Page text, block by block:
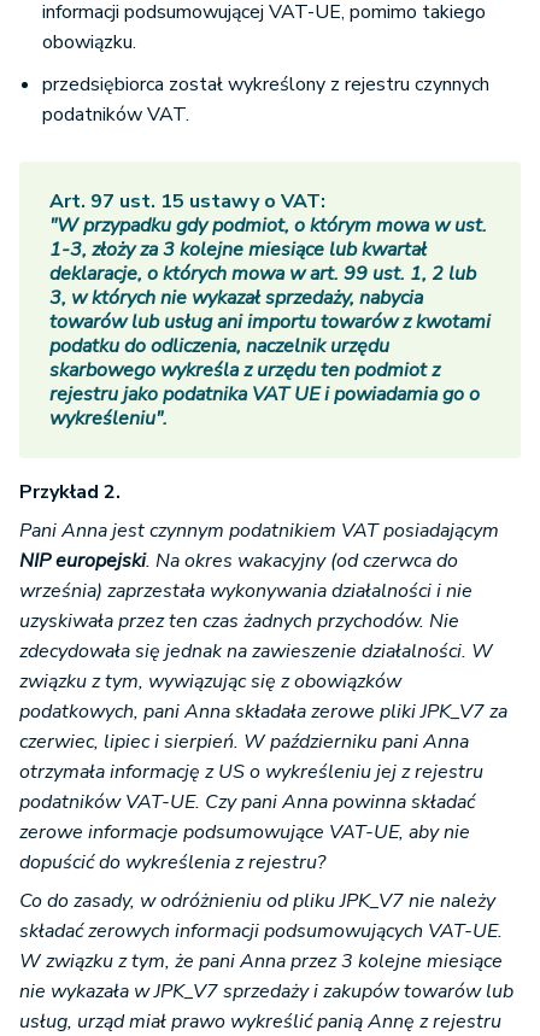
informacji podsumowującej VAT-UE, pomimo takiego
obowiązku.
przedsiębiorca został wykreślony z rejestru czynnych
podatników VAT.
Art. 97 ust. 15 ustawy o VAT:
"W przypadku gdy podmiot, o którym mowa w ust.
1-3, złoży za 3 kolejne miesiące lub kwartał
deklaracje, o których mowa w art. 99 ust. 1, 2 lub
3, w których nie wykazał sprzedaży, nabycia
towarów lub usług ani importu towarów z kwotami
podatku do odliczenia, naczelnik urzędu
skarbowego wykreśla z urzędu ten podmiot z
rejestru jako podatnika VAT UE i powiadamia go o
wykreśleniu".
Przykład 2.
Pani Anna jest czynnym podatnikiem VAT posiadającym
NIP europejski. Na okres wakacyjny (od czerwca do
września) zaprzestała wykonywania działalności i nie
uzyskiwała przez ten czas żadnych przychodów. Nie
zdecydowała się jednak na zawieszenie działalności. W
związku z tym, wywiązując się z obowiązków
podatkowych, pani Anna składała zerowe pliki JPK_V7 za
czerwiec, lipiec i sierpień. W październiku pani Anna
otrzymała informację z US o wykreśleniu jej z rejestru
podatników VAT-UE. Czy pani Anna powinna składać
zerowe informacje podsumowujące VAT-UE, aby nie
dopuścić do wykreślenia z rejestru?
Co do zasady, w odróżnieniu od pliku JPK_V7 nie należy
składać zerowych informacji podsumowujących VAT-UE.
W związku z tym, że pani Anna przez 3 kolejne miesiące
nie wykazała w JPK_V7 sprzedaży i zakupów towarów lub
usług, urząd miał prawo wykreślić panią Annę z rejestru